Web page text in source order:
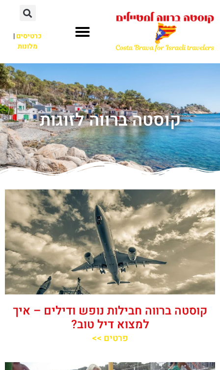
כרטיסים|
מלונות
קוסטה ברווה לזוגות
קוסטה ברווה חבילות נופש ודילים – איך
למצוא דיל טוב?
פרטים >>